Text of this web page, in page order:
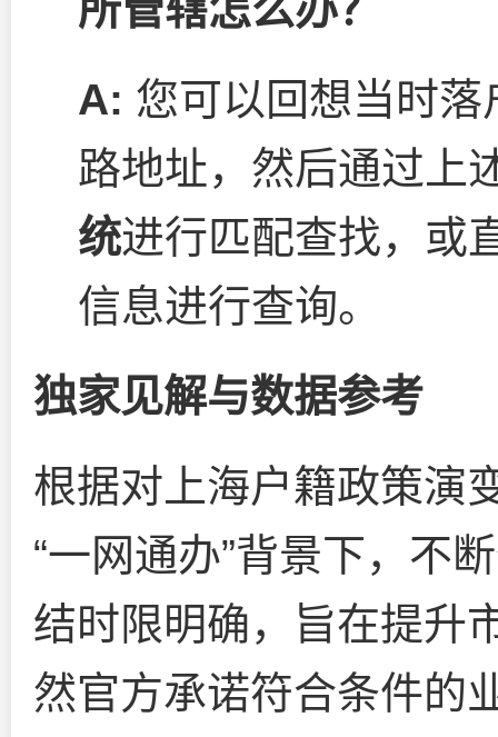
A: 您可以回想当时
路地址，然后通过上
统进行匹配查找，或
信息进行查询。
独家见解与数据参考
根据对上海户籍政策演
“一网通办”背景下，不
结时限明确，旨在提升
然官方承诺符合条件的